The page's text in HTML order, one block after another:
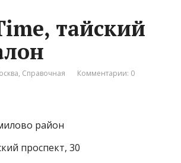
тайский
, Справочная Комментарии: 0
район
проспект, 30